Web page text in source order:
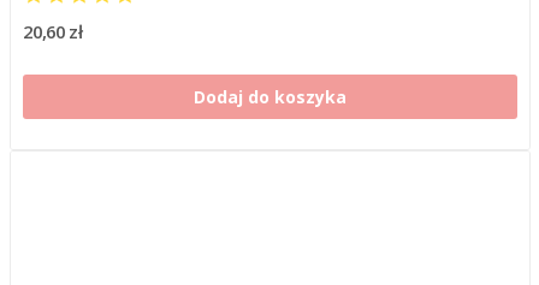
20,60 zł
Dodaj do koszyka